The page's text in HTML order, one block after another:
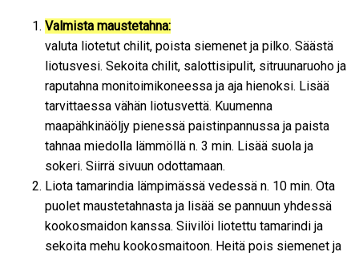
Valmista maustetahna:
valuta liotetut chilit, poista siemenet ja pilko. Säästä
liotusvesi. Sekoita chilit, salottisipulit, sitruunaruoho ja
raputahna monitoimikoneessa ja aja hienoksi. Lisää
tarvittaessa vähän liotusvettä. Kuumenna
maapähkinäöljy pienessä paistinpannussa ja paista
tahnaa miedolla lämmöllä n. 3 min. Lisää suola ja
sokeri. Siirrä sivuun odottamaan.
Liota tamarindia lämpimässä vedessä n. 10 min. Ota
puolet maustetahnasta ja lisää se pannuun yhdessä
kookosmaidon kanssa. Siivilöi liotettu tamarindi ja
sekoita mehu kookosmaitoon. Heitä pois siemenet ja